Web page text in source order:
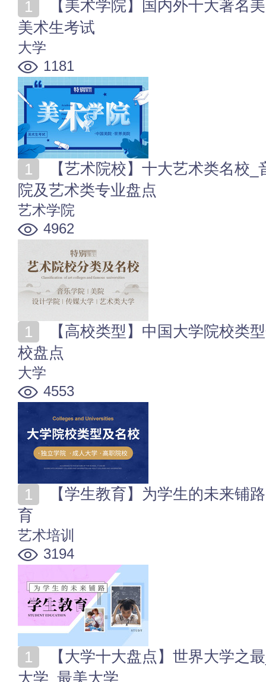
美术生考试
大学
1181
院及艺术类专业盘点
艺术学院
4962
校盘点
大学
4553
育
艺术培训
3194
大学_最美大学